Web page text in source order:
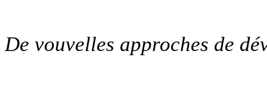
De vouvelles approches de